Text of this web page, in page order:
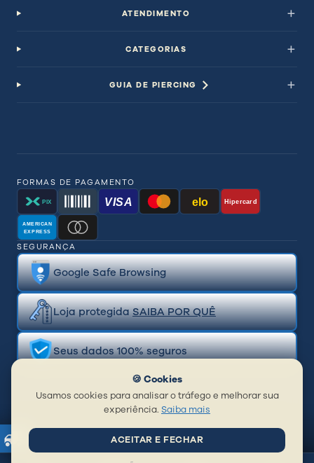
ATENDIMENTO
CATEGORIAS
GUIA DE PIERCING
FORMAS DE PAGAMENTO
PIX VISA elo Hipercard
AMERICAN
EXPRESS
SEGURANÇA
Google Safe Browsing
Loja protegidaSAIBA POR QUÊ
Seus dados 100% seguros
© 2026 BR Distribuidora de Piercing Ltda | CNPJ:
🍪 Cookies
Usamos cookies para analisar o tráfego e melhorar sua
experiência. Saiba mais
ACEITAR E FECHAR